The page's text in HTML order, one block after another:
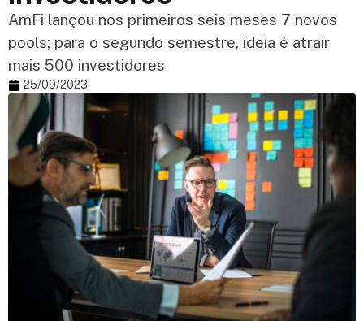
AmFi lançou nos primeiros seis meses 7 novos
pools; para o segundo semestre, ideia é atrair
mais 500 investidores
25/09/2023